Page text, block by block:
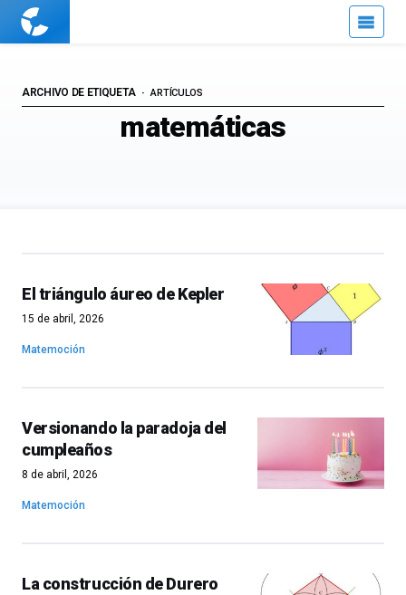
Cuaderno
matemáticas
ARCHIVO DE ETIQUETA ARTÍCULOS
El triángulo áureo de Kepler
15 de abril, 2026
Matemoción
Versionando la paradoja del
cumpleaños
8 de abril, 2026
Matemoción
La construcción de Durero